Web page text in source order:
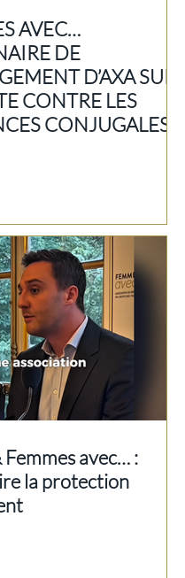
AVEC…
DE
D’AXA SUR
CONTRE LES
CONJUGALES
avec… :
la protection